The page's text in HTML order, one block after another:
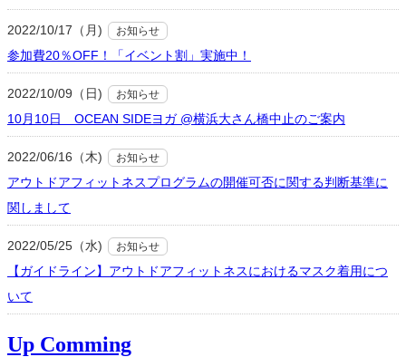
2022/10/17（月) お知らせ
参加費20％OFF！「イベント割」実施中！
2022/10/09（日) お知らせ
10月10日 OCEAN SIDEヨガ @横浜大さん橋中止のご案内
2022/06/16（木) お知らせ
アウトドアフィットネスプログラムの開催可否に関する判断基準に
関しまして
2022/05/25（水) お知らせ
【ガイドライン】アウトドアフィットネスにおけるマスク着用につ
いて
Up Comming